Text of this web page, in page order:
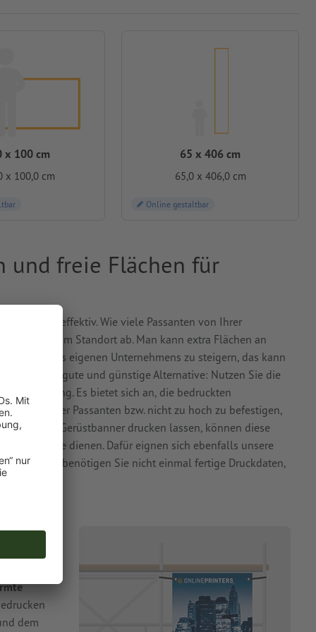
x 100 cm
x 100,0 cm
65 x 406 cm
65,0 x 406,0 cm
Online gestaltbar
und freie Flächen für
effektiv. Wie viele Passanten von Ihrer
vom Standort ab. Man kann extra Flächen an
des eigenen Unternehmens zu steigern, das kann
es eine gute und günstige Alternative: Nutzen Sie die
Werbung. Es bietet sich an, die bedruckten
der Passanten bzw. nicht zu hoch zu befestigen,
Wenn Sie Gerüstbanner drucken lassen, können diese
Baustelle dienen. Dafür eignen sich ebenfalls unsere
Planen benötigen Sie nicht einmal fertige Druckdaten,
dem